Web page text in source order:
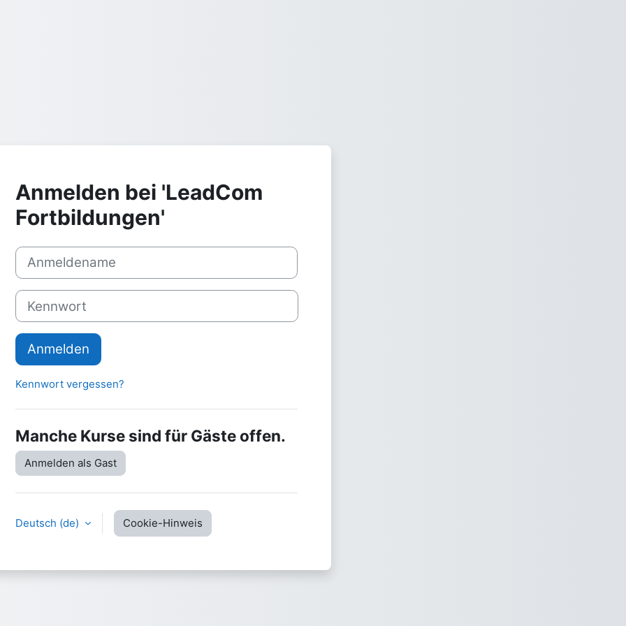
Anmelden bei 'LeadCom
Fortbildungen'
Anmeldename
Kennwort
Anmelden
Kennwort vergessen?
Manche Kurse sind für Gäste offen.
Anmelden als Gast
Deutsch ‎(de)‎ Cookie-Hinweis